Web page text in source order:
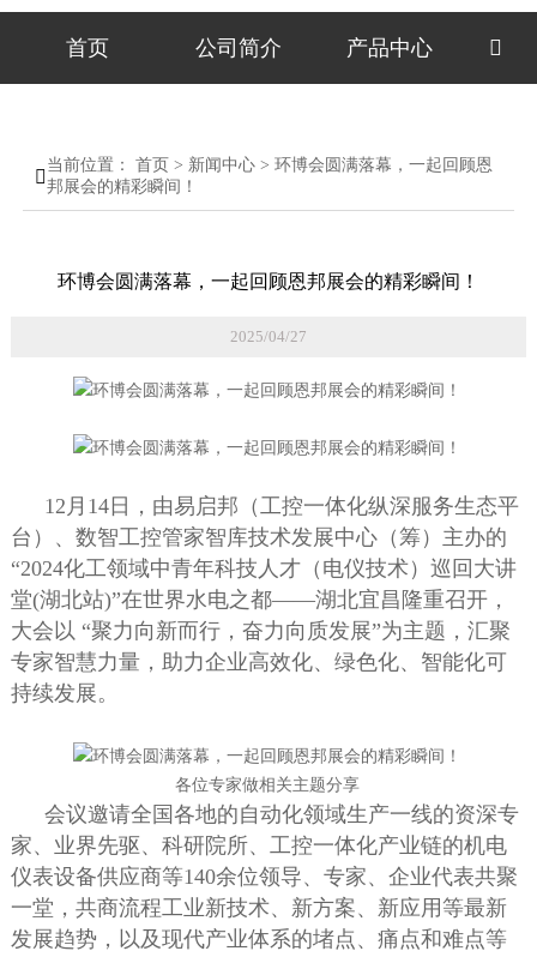
首页 公司简介 产品中心 

当前位置： 首页 > 新闻中心> 环博会圆满落幕，一起回顾恩
邦展会的精彩瞬间！
环博会圆满落幕，一起回顾恩邦展会的精彩瞬间！
2025/04/27
12月14日，由易启邦（工控一体化纵深服务生态平
台）、数智工控管家智库技术发展中心（筹）主办的
“2024化工领域中青年科技人才（电仪技术）巡回大讲
堂(湖北站)”在世界水电之都——湖北宜昌隆重召开，
大会以 “聚力向新而行，奋力向质发展”为主题，汇聚
专家智慧力量，助力企业高效化、绿色化、智能化可
持续发展。
各位专家做相关主题分享
会议邀请全国各地的自动化领域生产一线的资深专
家、业界先驱、科研院所、工控一体化产业链的机电
仪表设备供应商等140余位领导、专家、企业代表共聚
一堂，共商流程工业新技术、新方案、新应用等最新
发展趋势，以及现代产业体系的堵点、痛点和难点等